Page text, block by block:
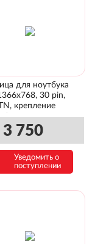
для ноутбука
30 pin,
крепление
снизу
3 750
Уведомить о
поступлении